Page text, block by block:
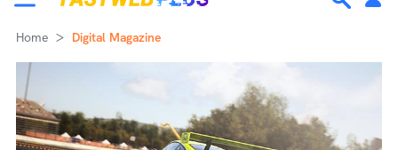
Home Digital Magazine